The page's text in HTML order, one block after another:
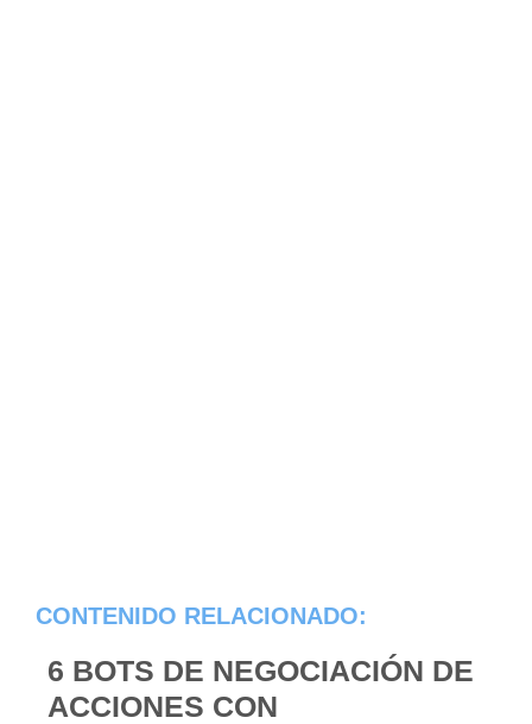
CONTENIDO RELACIONADO:
6 BOTS DE NEGOCIACIÓN DE
ACCIONES CON